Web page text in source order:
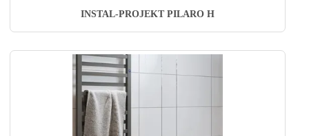
INSTAL-PROJEKT PILARO H